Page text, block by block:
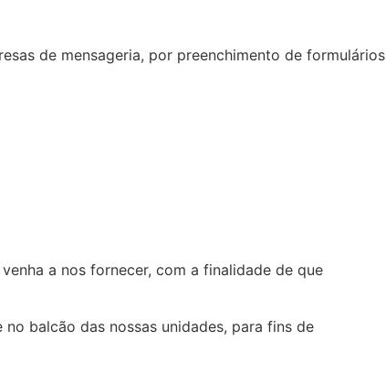
de mensageria, por preenchimento de formulários
a nos fornecer, com a finalidade de que
balcão das nossas unidades, para fins de